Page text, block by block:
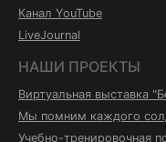
Канал YouTube
LiveJournal
НАШИ ПРОЕКТЫ
Виртуальная выставка
Мы помним каждого
Учебно-тренировочная